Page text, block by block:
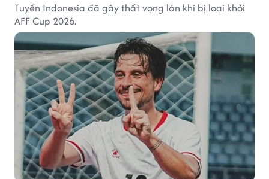
Tuyển Indonesia đã gây thất vọng lớn khi bị loại khỏi
AFF Cup 2026.